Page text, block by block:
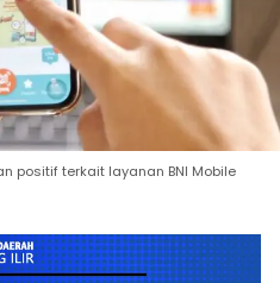
positif terkait layanan BNI Mobile